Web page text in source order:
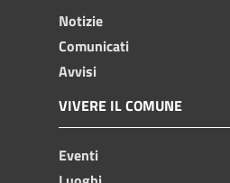
Notizie
Comunicati
Avvisi
VIVERE IL COMUNE
Eventi